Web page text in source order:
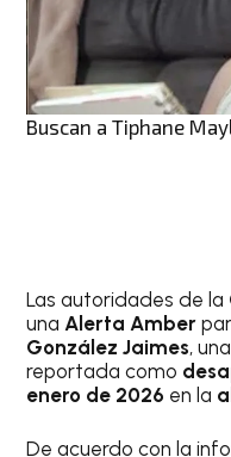
Buscan a Tiphane
Las autoridades de la
una Alerta Amber
González Jaimes,
reportada como
enero de 2026 en la
De acuerdo con la